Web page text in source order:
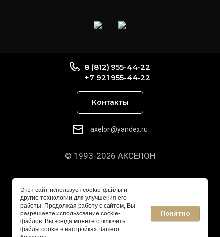
© 1993-2026 АКСЕЛОН
8 (812) 955-44-22
+7 921 955-44-22
Контакты
axelon@yandex.ru
Этот сайт использует cookie-файлы и
другие технологии для улучшения его
работы. Продолжая работу с сайтом, Вы
разрешаете использование cookie-
файлов. Вы всегда можете отключить
файлы cookie в настройках Вашего
Понятно